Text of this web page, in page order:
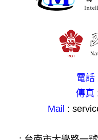
電話
傳真
Mail :